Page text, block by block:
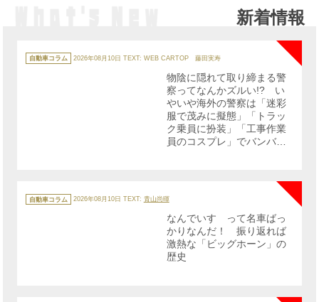
新着情報
テ
ゴ
自動車コラム 2026年08月10日 TEXT: WEB CARTOP 藤田実寿
NEW
物陰に隠れて取り締まる警
察ってなんかズルい!? い
やいや海外の警察は「迷彩
服で茂みに擬態」「トラッ
ク乗員に扮装」「工事作業
員のコスプレ」でバンバン
テ
ゴ
自動車コラム 2026年08月10日 TEXT: 青山尚暉
なんでいすゞって名車ばっ
かりなんだ！ 振り返れば
激熱な「ビッグホーン」の
歴史